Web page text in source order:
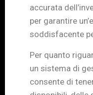
accurata
per garantire
soddisfacente
Per quanto
un sistema di
consente di